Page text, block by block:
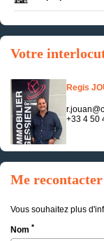
Votre
Regis
+33 4 50
Me
Vous souhaitez plus
Nom *